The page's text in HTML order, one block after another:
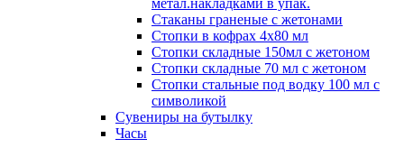
метал.накладками в упак.
Стаканы граненые с жетонами
Стопки в кофрах 4х80 мл
Стопки складные 150мл с жетоном
Стопки складные 70 мл с жетоном
Стопки стальные под водку 100 мл с
символикой
Сувениры на бутылку
Часы